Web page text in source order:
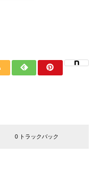
0 トラックバック